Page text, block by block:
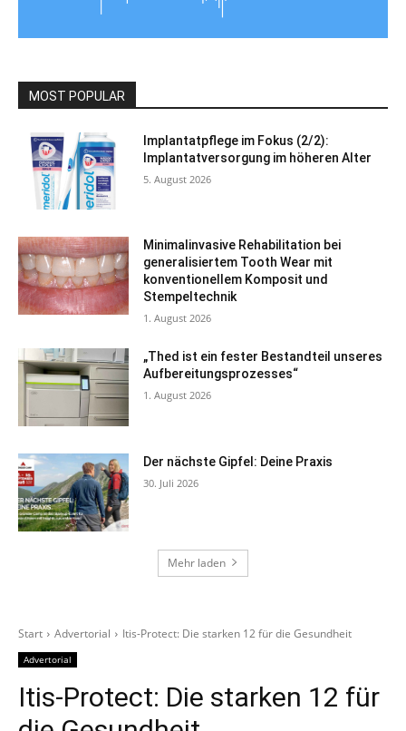
MOST POPULAR
Implantatpflege im Fokus (2/2):
Implantatversorgung im höheren Alter
5. August 2026
Minimalinvasive Rehabilitation bei
generalisiertem Tooth Wear mit
konventionellem Komposit und
Stempeltechnik
1. August 2026
„Thed ist ein fester Bestandteil unseres
Aufbereitungsprozesses“
1. August 2026
Der nächste Gipfel: Deine Praxis
30. Juli 2026
Mehr laden